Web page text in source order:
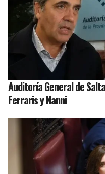
Auditoría General de
Ferraris y Nanni